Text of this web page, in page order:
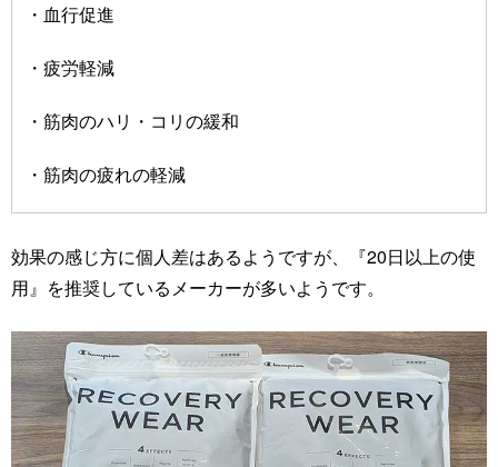
・血行促進
・疲労軽減
・筋肉のハリ・コリの緩和
・筋肉の疲れの軽減
効果の感じ方に個人差はあるようですが、『20日以上の使
用』を推奨しているメーカーが多いようです。